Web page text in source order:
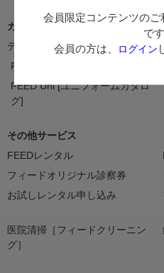
会員限定コンテンツのご
です
会員の方は、
ログイン
カタログ/情報誌
デジタルカタログ
FEEDNOTE
FEED Uni [ユニフォームカタロ
グ]
その他サービス
FEEDレンタル
フィードオリジナル診察券
お試しレンタル申し込み
医院清掃［フィードクリーニン
グ］